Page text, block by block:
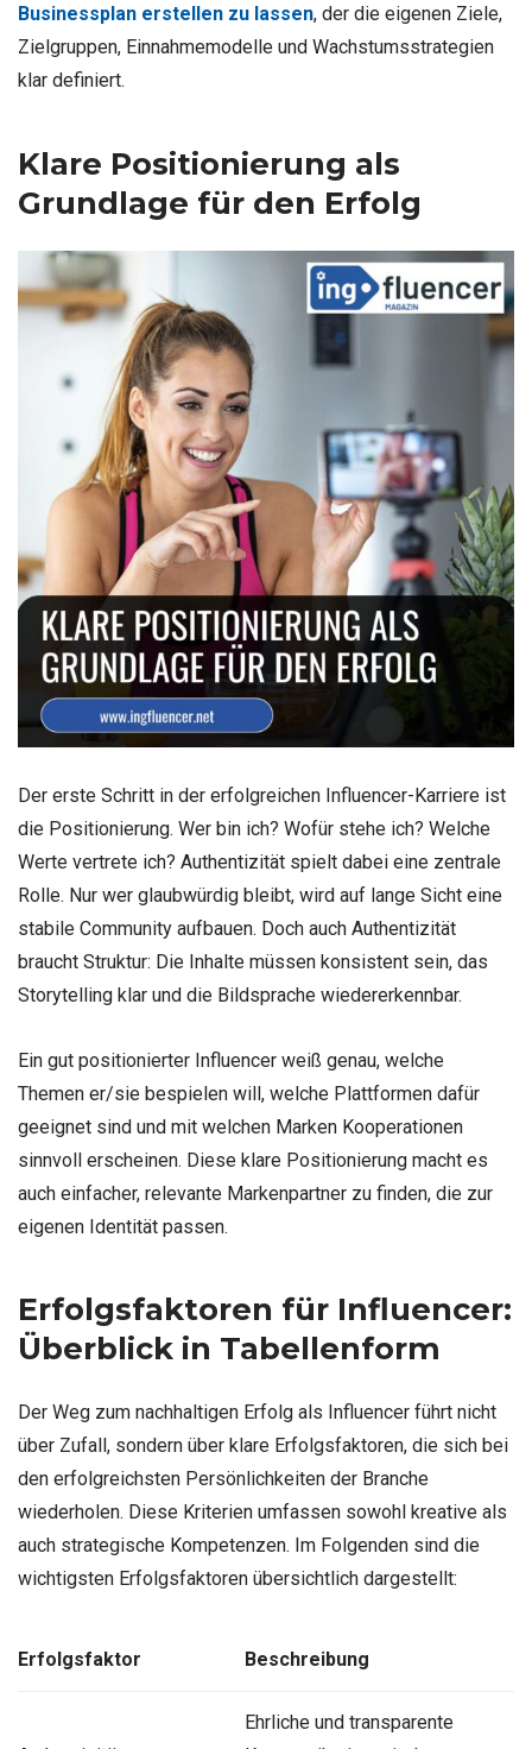
Businessplan erstellen zu lassen, der die eigenen Ziele,
Zielgruppen, Einnahmemodelle und Wachstumsstrategien
klar definiert.
Klare Positionierung als
Grundlage für den Erfolg
Der erste Schritt in der erfolgreichen Influencer-Karriere ist
die Positionierung. Wer bin ich? Wofür stehe ich? Welche
Werte vertrete ich? Authentizität spielt dabei eine zentrale
Rolle. Nur wer glaubwürdig bleibt, wird auf lange Sicht eine
stabile Community aufbauen. Doch auch Authentizität
braucht Struktur: Die Inhalte müssen konsistent sein, das
Storytelling klar und die Bildsprache wiedererkennbar.
Ein gut positionierter Influencer weiß genau, welche
Themen er/sie bespielen will, welche Plattformen dafür
geeignet sind und mit welchen Marken Kooperationen
sinnvoll erscheinen. Diese klare Positionierung macht es
auch einfacher, relevante Markenpartner zu finden, die zur
eigenen Identität passen.
Erfolgsfaktoren für Influencer:
Überblick in Tabellenform
Der Weg zum nachhaltigen Erfolg als Influencer führt nicht
über Zufall, sondern über klare Erfolgsfaktoren, die sich bei
den erfolgreichsten Persönlichkeiten der Branche
wiederholen. Diese Kriterien umfassen sowohl kreative als
auch strategische Kompetenzen. Im Folgenden sind die
wichtigsten Erfolgsfaktoren übersichtlich dargestellt:
Erfolgsfaktor Beschreibung
Ehrliche und transparente